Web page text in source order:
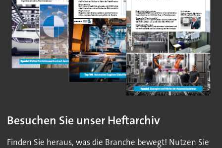
Besuchen Sie unser Heftarchiv
Finden Sie heraus, was die Branche bewegt! Nutzen Sie